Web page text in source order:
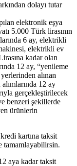
dolayı tutar
elektronik eşya
5.000 Türk lirasının
6 ay, elektrikli
elektrikli ev
kadar olan
12 ay, “yenileme
alınan
12 ay
gerçekleştirilecek
benzeri şekillerde
ürünlerin
kartına taksit
tamamlayabilirsin.
aya kadar taksit